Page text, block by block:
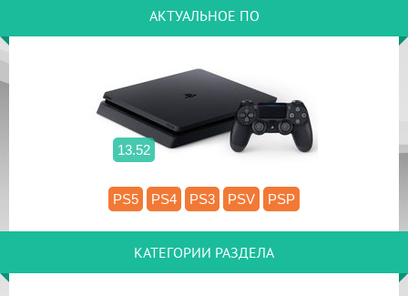
АКТУАЛЬНОЕ ПО
13.52
PS5 PS4 PS3 PSV PSP
КАТЕГОРИИ РАЗДЕЛА